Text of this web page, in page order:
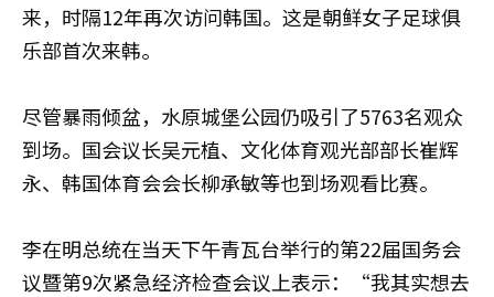
来，时隔12年再次访问韩国。这是朝鲜女子足球俱
乐部首次来韩。
尽管暴雨倾盆，水原城堡公园仍吸引了5763名观众
到场。国会议长吴元植、文化体育观光部部长崔辉
永、韩国体育会会长柳承敏等也到场观看比赛。
李在明总统在当天下午青瓦台举行的第22届国务会
议暨第9次紧急经济检查会议上表示：“我其实想去